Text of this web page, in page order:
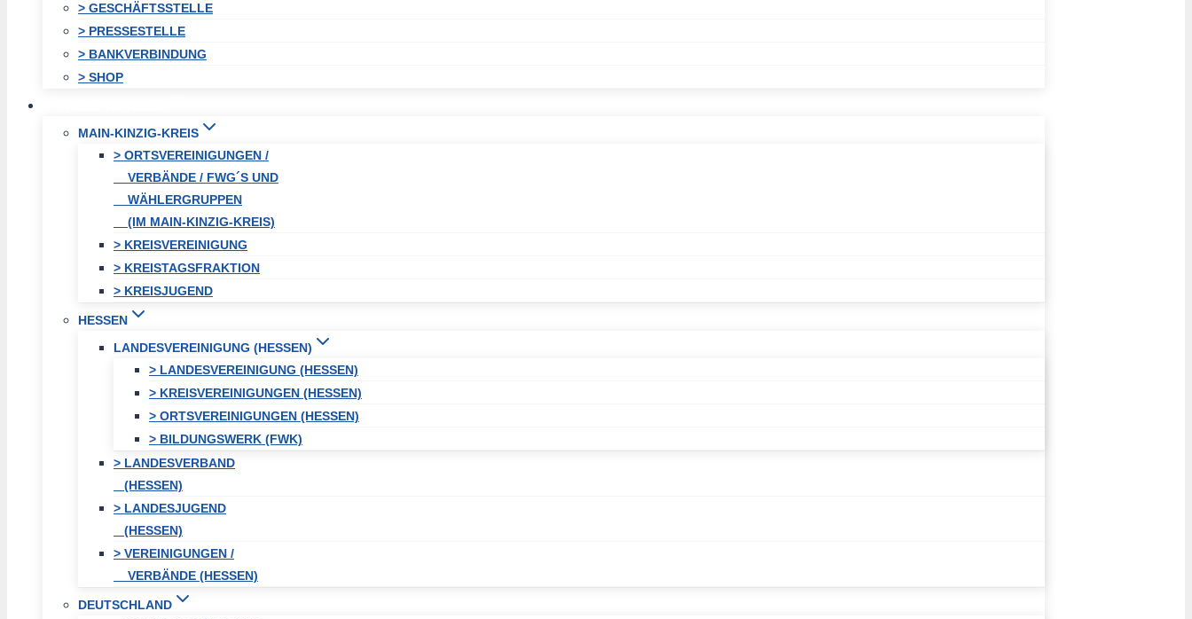
> GESCHÄFTSSTELLE
> PRESSESTELLE
> BANKVERBINDUNG
> SHOP
MAIN-KINZIG-KREIS
> ORTSVEREINIGUNGEN /
VERBÄNDE / FWG´S UND
WÄHLERGRUPPEN
(IM MAIN-KINZIG-KREIS)
> KREISVEREINIGUNG
> KREISTAGSFRAKTION
> KREISJUGEND
HESSEN
LANDESVEREINIGUNG (HESSEN)
> LANDESVEREINIGUNG (HESSEN)
> KREISVEREINIGUNGEN (HESSEN)
> ORTSVEREINIGUNGEN (HESSEN)
> BILDUNGSWERK (FWK)
> LANDESVERBAND
(HESSEN)
> LANDESJUGEND
(HESSEN)
> VEREINIGUNGEN /
VERBÄNDE (HESSEN)
DEUTSCHLAND